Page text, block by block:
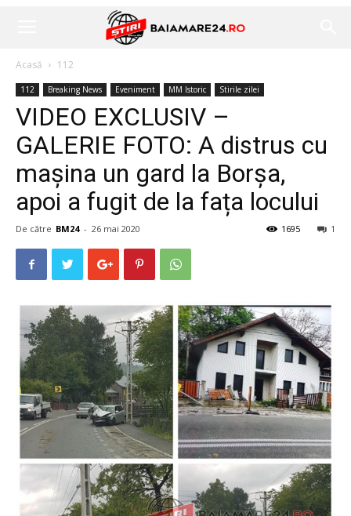
Acasă 112
112 Breaking News Eveniment MM Istoric Stirile zilei
VIDEO EXCLUSIV –
GALERIE FOTO: A distrus cu
mașina un gard la Borșa,
apoi a fugit de la fața locului
De către BM24 - 26 mai 2020 1
1695